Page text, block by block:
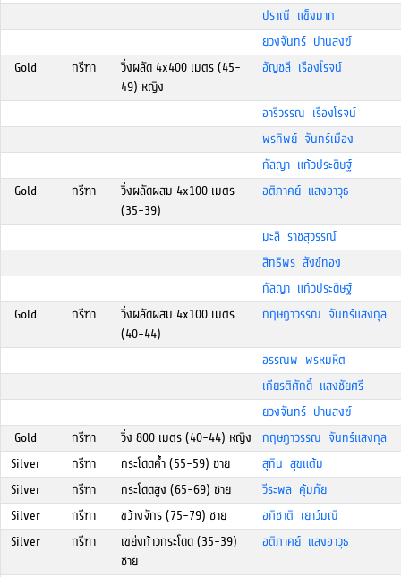
ปราณี แข็งมาก
ยวงจันทร์ ปานสงฆ์
Gold
กรีฑา
วิ่งผลัด 4x400 เมตร (45-
49) หญิง
อัญชลี เรืองโรจน์
อารีวรรณ เรืองโรจน์
พรทิพย์ จันทร์เมือง
กัลญา แก้วประดิษฐ์
Gold
กรีฑา
วิ่งผลัดผสม 4x100 เมตร
(35-39)
อติภาคย์ แสงอาวุธ
มะลิ ราชสุวรรณ์
สิทธิพร สังข์ทอง
กัลญา แก้วประดิษฐ์
Gold
กรีฑา
วิ่งผลัดผสม 4x100 เมตร
(40-44)
กฤษฎาวรรณ จันทร์แสงกุล
อรรณพ พรหมหีต
เกียรติศักดิ์ แสงชัยศรี
ยวงจันทร์ ปานสงฆ์
Gold
กรีฑา วิ่ง 800 เมตร (40-44) หญิง
กฤษฎาวรรณ จันทร์แสงกุล
Silver
กรีฑา กระโดดค้ำ (55-59) ชาย
สุทิน สุขแต้ม
Silver
กรีฑา กระโดดสูง (65-69) ชาย
วีระพล คุ้มภัย
Silver
กรีฑา ขว้างจักร (75-79) ชาย
อภิชาติ เยาว์มณี
Silver
กรีฑา
เขย่งก้าวกระโดด (35-39)
ชาย
อติภาคย์ แสงอาวุธ